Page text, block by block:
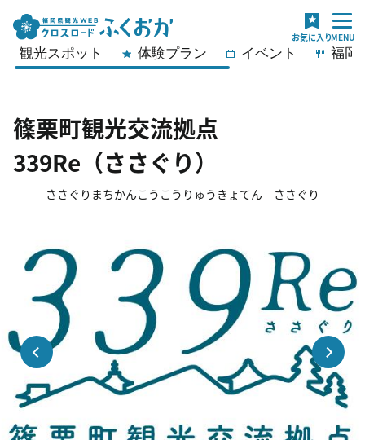
観光スポット 体験プラン イベント 福岡
篠栗町観光交流拠点
339Re（ささぐり）
ささぐりまちかんこうこうりゅうきょてん ささぐり